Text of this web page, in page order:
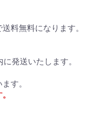
料無料になります。
発送いたします。
す。